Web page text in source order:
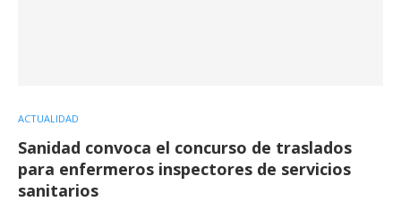
ACTUALIDAD
Sanidad convoca el concurso de traslados
para enfermeros inspectores de servicios
sanitarios